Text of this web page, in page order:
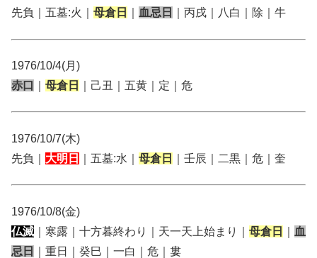
先負｜五墓:火｜ 母倉日 血忌日 ｜丙戌｜八白｜除｜牛
1976/10/4(月)
赤口
母倉日 ｜己丑｜五黄｜定｜危
1976/10/7(木)
先負｜ 大明日 ｜五墓:水｜ 母倉日 ｜壬辰｜二黒｜危｜奎
1976/10/8(金)
仏滅 ｜寒露｜十方暮終わり｜天一天上始まり｜ 母倉日
血
忌日
｜重日｜癸巳｜一白｜危｜婁